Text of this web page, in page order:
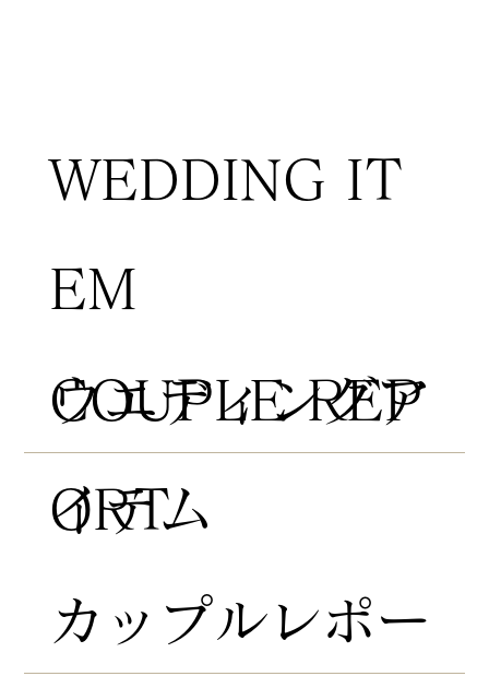
COUPLE REP
ORT
​カップルレポー
WEDDING IT
EM
​ウエディングア
イテム